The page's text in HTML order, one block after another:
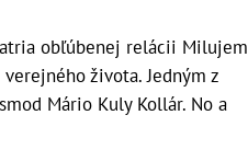
obľúbenej relácii Milujem
života. Jedným z
Mário Kuly Kollár. No a